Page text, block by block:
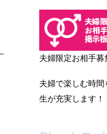
夫婦限定お相手募
夫婦で楽しむ時間
生が充実します！